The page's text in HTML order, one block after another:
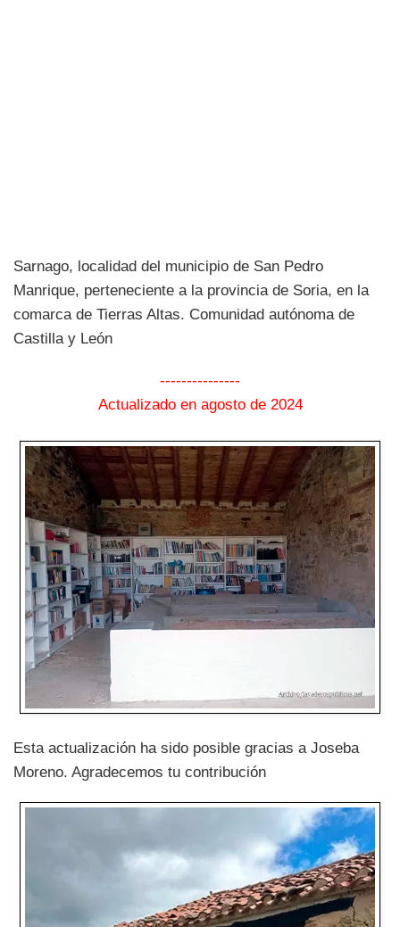
Sarnago, localidad del municipio de San Pedro
Manrique, perteneciente a la provincia de Soria, en la
comarca de Tierras Altas. Comunidad autónoma de
Castilla y León
---------------
Actualizado en agosto de 2024
Esta actualización ha sido posible gracias a Joseba
Moreno. Agradecemos tu contribución